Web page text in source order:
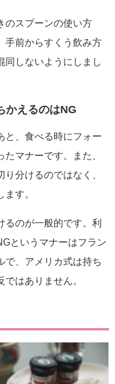
のスプーンの使い方
手前からすくう飲み方
同しないようにしまし
かえるのはNG
と、食べる時にフォー
マナーです。また、
分けるのではなく、
す。
るのが一般的です。利
というマナーはフラン
で、アメリカ式は持ち
はありません。